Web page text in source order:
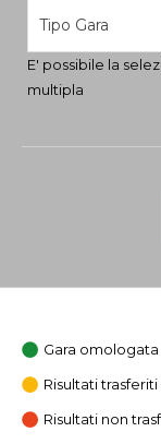
Tipo Gara
E' possibile la
multipla
Gara omologata
Risultati
Risultati non